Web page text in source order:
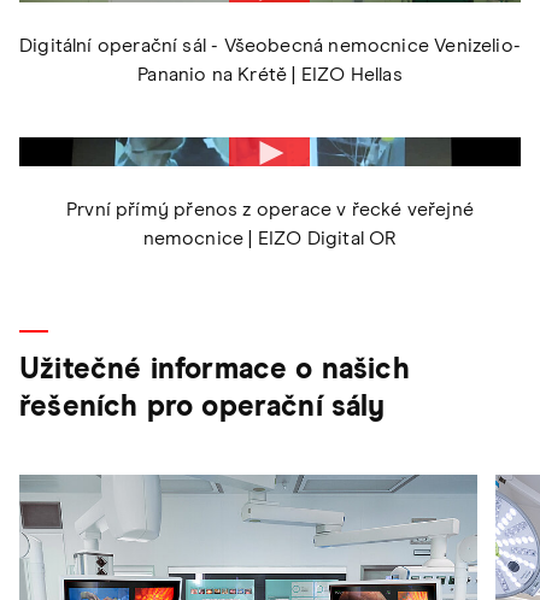
Digitální operační sál - Všeobecná nemocnice Venizelio-
Pananio na Krétě | EIZO Hellas
První přímý přenos z operace v řecké veřejné
nemocnice | EIZO Digital OR
Užitečné informace o našich
řešeních pro operační sály